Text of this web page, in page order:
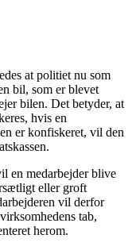
at politiet nu som
bil, som er blevet
bilen. Det betyder, at
hvis en
er konfiskeret, vil den
en medarbejder blive
eller groft
vil derfor
tab,
herom.